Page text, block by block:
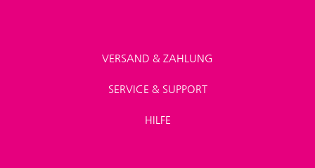
VERSAND & ZAHLUNG
SERVICE & SUPPORT
HILFE